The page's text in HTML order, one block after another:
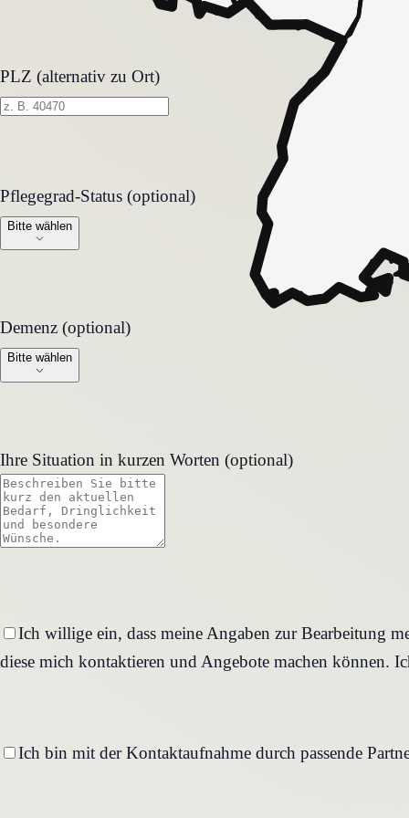
PLZ (alternativ zu Ort)
Pflegegrad-Status (optional)
Pflegegrad-Status (optional)
Bitte wählen
Demenz (optional)
Demenz (optional)
Bitte wählen
Ihre Situation in kurzen Worten (optional)
Ich willige ein, dass meine Angaben zur Bearbeitung
diese mich kontaktieren und Angebote machen können.
Ich bin mit der Kontaktaufnahme durch passende